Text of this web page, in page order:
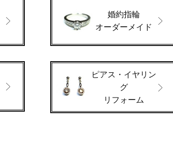
婚約指輪
オーダーメイド
ピアス・イヤリン
グ
リフォーム